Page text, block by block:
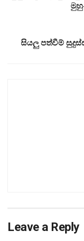
සියලු පත්වීම්
Leave a Reply